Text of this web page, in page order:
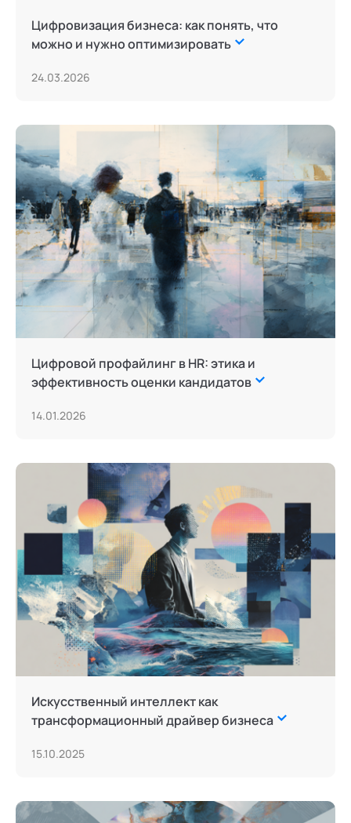
Цифровизация бизнеса: как понять, что
можно и нужно оптимизировать
24.03.2026
Цифровой профайлинг в HR: этика и
эффективность оценки кандидатов
14.01.2026
Искусственный интеллект как
трансформационный драйвер бизнеса
15.10.2025